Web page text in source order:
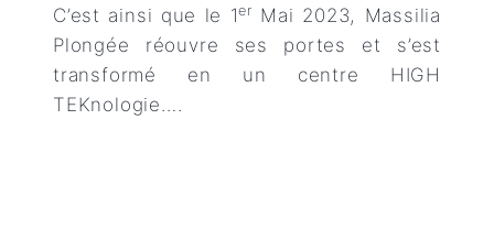
C’est ainsi que le 1er Mai 2023, Massilia
Plongée réouvre ses portes et s’est
transformé en un centre HIGH
TEKnologie….